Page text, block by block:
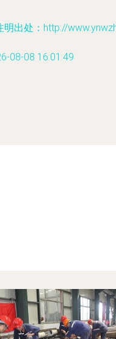
明出处：http://
08-08 16:01:49